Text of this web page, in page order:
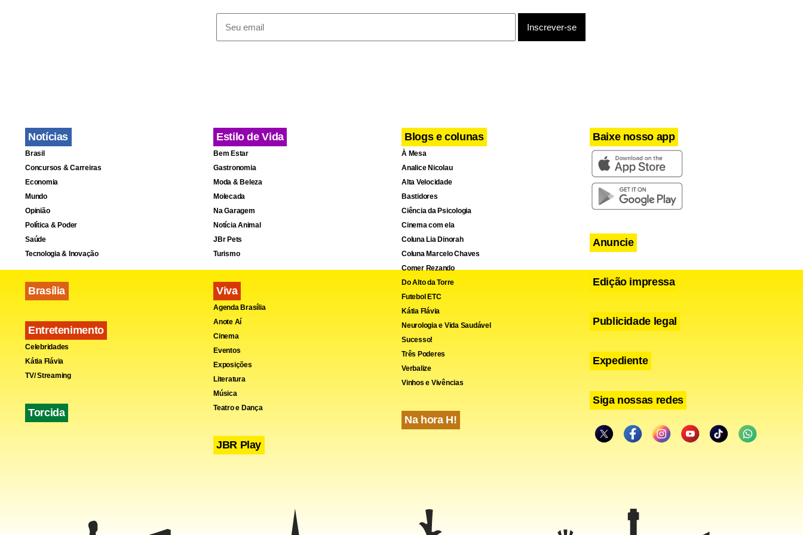
Ele afirmou que a proposta da Hungria será levada a uma reunião na quarta-feira com
Facebook Telegram
Share
Notícias
Brasil
Concursos & Carreiras
Economia
Mundo
Opinião
Política & Poder
Saúde
Tecnologia & Inovação
Brasília
Entretenimento
Celebridades
Kátia Flávia
TV/ Streaming
Torcida
Estilo de Vida
Bem Estar
Gastronomia
Moda & Beleza
Molecada
Na Garagem
Notícia Animal
JBr Pets
Turismo
Viva
Agenda Brasília
Anote Aí
Cinema
Eventos
Exposições
Literatura
Música
Teatro e Dança
JBR Play
Blogs e colunas
À Mesa
Analice Nicolau
Alta Velocidade
Bastidores
Ciência da Psicologia
Cinema com ela
Coluna Lia Dinorah
Coluna Marcelo Chaves
Comer Rezando
Do Alto da Torre
Futebol ETC
Kátia Flávia
Neurologia e Vida Saudável
Sucesso!
Três Poderes
Verbalize
Vinhos e Vivências
Na hora H!
Baixe nosso app
Anuncie
Edição impressa
Publicidade legal
Expediente
Siga nossas redes